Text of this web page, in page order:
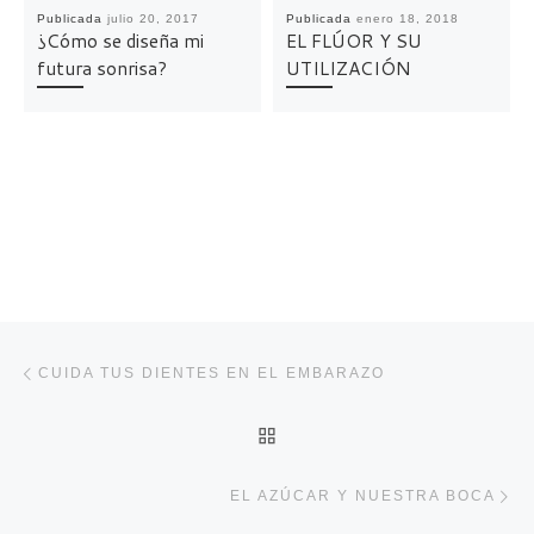
Publicadajulio 20, 2017
¿Cómo se diseña mi
futura sonrisa?
Publicadaenero 18, 2018
EL FLÚOR Y SU
UTILIZACIÓN
CUIDA TUS DIENTES EN EL EMBARAZO
EL AZÚCAR Y NUESTRA BOCA